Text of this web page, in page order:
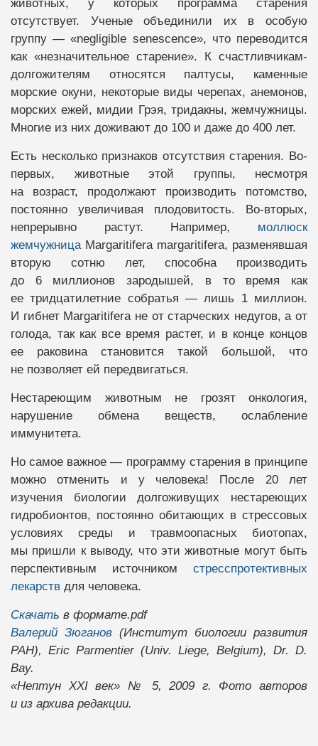
животных, у которых программа старения
отсутствует. Ученые объединили их в особую
группу — «negligible senescence», что переводится
как «незначительное старение». К счастливчикам-
долгожителям относятся палтусы, каменные
морские окуни, некоторые виды черепах, анемонов,
морских ежей, мидии Грэя, тридакны, жемчужницы.
Многие из них доживают до 100 и даже до 400 лет.
Есть несколько признаков отсутствия старения. Во-
первых, животные этой группы, несмотря
на возраст, продолжают производить потомство,
постоянно увеличивая плодовитость. Во-вторых,
непрерывно растут. Например, моллюск
жемчужницаMargaritifera margaritifera, разменявшая
вторую сотню лет, способна производить
до 6 миллионов зародышей, в то время как
ее тридцатилетние собратья — лишь 1 миллион.
И гибнет Margaritifera не от старческих недугов, а от
голода, так как все время растет, и в конце концов
ее раковина становится такой большой, что
не позволяет ей передвигаться.
Нестареющим животным не грозят онкология,
нарушение обмена веществ, ослабление
иммунитета.
Но самое важное — программу старения в принципе
можно отменить и у человека! После 20 лет
изучения биологии долгоживущих нестареющих
гидробионтов, постоянно обитающих в стрессовых
условиях среды и травмоопасных биотопах,
мы пришли к выводу, что эти животные могут быть
перспективным источником cтресспротективных
лекарств для человека.
Скачать в формате.pdf
Валерий Зюганов (Институт биологии развития
РАН), Eric Parmentier (Univ. Liege, Belgium), Dr. D.
Bay.
«Нептун XXI век» № 5, 2009 г. Фото авторов
и из архива редакции.